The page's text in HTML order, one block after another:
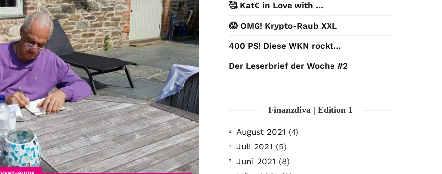
🥰 Kat€ in Love with …
😱 OMG! Krypto-Raub XXL
400 PS! Diese WKN rockt…
Der Leserbrief der Woche #2
Finanzdiva | Edition 1
August 2021 (4)
Juli 2021 (5)
Juni 2021 (8)